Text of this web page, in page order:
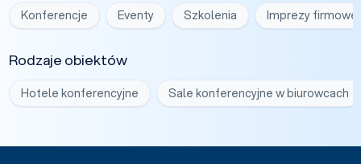
Konferencje Eventy Szkolenia Imprezy firmowe
Rodzaje obiektów
Hotele konferencyjne Sale konferencyjne w biurowcach